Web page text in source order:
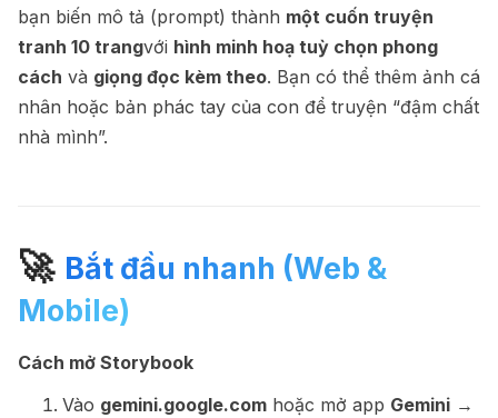
bạn biến mô tả (prompt) thành một cuốn truyện
tranh 10 trangvới hình minh hoạ tuỳ chọn phong
cách và giọng đọc kèm theo. Bạn có thể thêm ảnh cá
nhân hoặc bản phác tay của con để truyện “đậm chất
nhà mình”.
🚀 Bắt đầu nhanh (Web &
Mobile)
Cách mở Storybook
Vào gemini.google.com hoặc mở app Gemini →